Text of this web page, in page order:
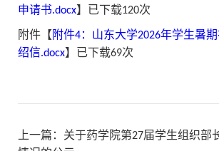
申请书.docx】已下载120次
附件【 附件4：山东大学2026年学生暑
绍信.docx】已下载69次
上一篇： 关于药学院第27届学生组织部